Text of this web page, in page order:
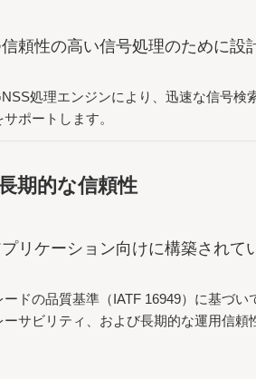
頼性の高い信号処理のために設
処理エンジンにより、迅速な信号
ポートします。
期的な信頼性
リケーション向けに構築されて
ードの品質基準（IATF 16949）に基づ
サビリティ、および長期的な運用信頼